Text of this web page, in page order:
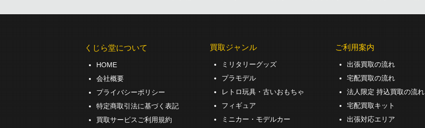
くじら堂について
HOME
会社概要
プライバシーポリシー
特定商取引法に基づく表記
買取サービスご利用規約
買取ジャンル
ミリタリーグッズ
プラモデル
レトロ玩具・古いおもちゃ
フィギュア
ミニカー・モデルカー
ご利用案内
出張買取の流れ
宅配買取の流れ
法人限定 持込買取の流れ
宅配買取キット
出張対応エリア